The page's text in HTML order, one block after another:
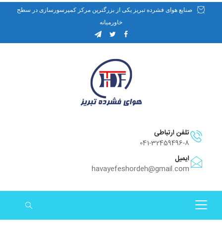
صنایع هوای فشرده تبریز یکی از بزرگترین مرکز کمپرسورسازی در سطح
خاورمیانه
تلفن ارتباطی
041-32459496-8
ایمیل
havayefeshordeh@gmail.com